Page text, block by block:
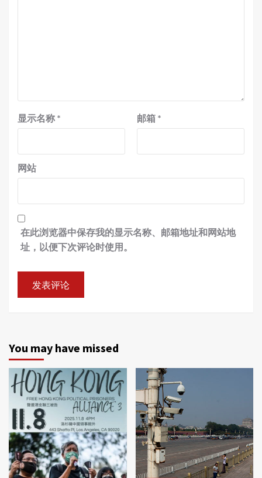
显示名称 * 邮箱 *
网站
在此浏览器中保存我的显示名称、邮箱地址和网站地
址，以便下次评论时使用。
You may have missed